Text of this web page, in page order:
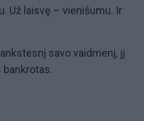
Už laisvę – vienišumu. Ir
savo vaidmenį, jį